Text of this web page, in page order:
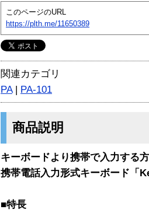
このページのURL
https://plth.me/11650389
関連カテゴリ
PA| PA-101
商品説明
キーボードより携帯で入力する
携帯電話入力形式キーボード「
■特長